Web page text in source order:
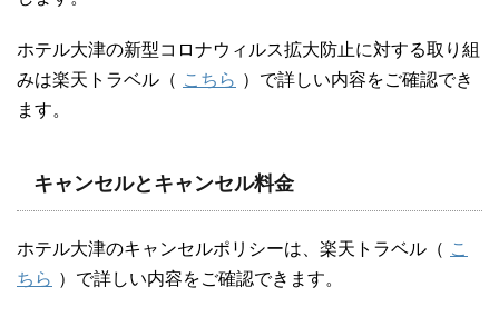
ホテル大津の新型コロナウィルス拡大防止に対する取り組
みは楽天トラベル（ こちら ）で詳しい内容をご確認でき
ます。
キャンセルとキャンセル料金
ホテル大津のキャンセルポリシーは、楽天トラベル（ こ
ちら ）で詳しい内容をご確認できます。